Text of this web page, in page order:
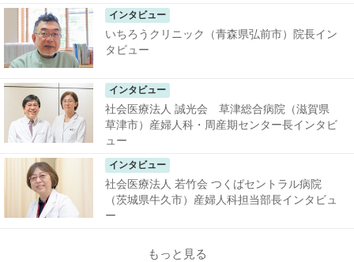
インタビュー
いちろうクリニック（青森県弘前市）院長イン
タビュー
インタビュー
社会医療法人 誠光会 草津総合病院（滋賀県
草津市）産婦人科・周産期センター長インタビ
ュー
インタビュー
社会医療法人 若竹会 つくばセントラル病院
（茨城県牛久市）産婦人科担当部長インタビュ
ー
もっと見る